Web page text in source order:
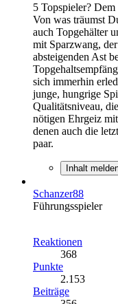
5 Topspieler?
Von was träumst
auch Topgehälter
mit Sparzwang,
absteigenden Ast
sich immerhin
junge, hungrige
Qualitätsniveau,
nötigen Ehrgeiz
denen auch die
paar.
Inhalt
Schanzer88
Führungsspieler
Reaktionen
368
Punkte
2.153
Beiträge